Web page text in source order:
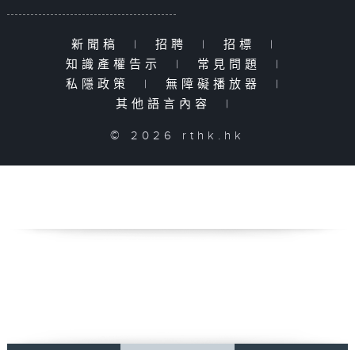
新聞稿 | 招聘 | 招標
|
知識產權告示
| 常見問題
|
私隱政策
| 無障礙播放器
|
其他語言內容
|
© 2026 rthk.hk